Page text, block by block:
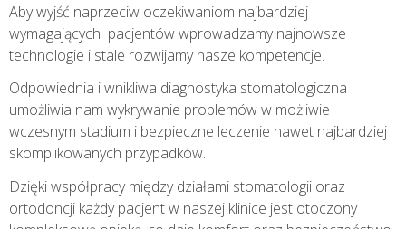
Aby wyjść naprzeciw oczekiwaniom najbardziej
wymagających pacjentów wprowadzamy najnowsze
technologie i stale rozwijamy nasze kompetencje.
Odpowiednia i wnikliwa diagnostyka stomatologiczna
umożliwia nam wykrywanie problemów w możliwie
wczesnym stadium i bezpieczne leczenie nawet najbardziej
skomplikowanych przypadków.
Dzięki współpracy między działami stomatologii oraz
ortodoncji każdy pacjent w naszej klinice jest otoczony